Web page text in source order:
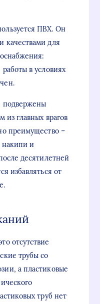
ПВХ. Он
качествами для
в условиях
подвержены
из главных врагов
преимущество –
накипи и
десятилетней
избавляться от
отсутствие
трубы со
а пластиковые
труб нет